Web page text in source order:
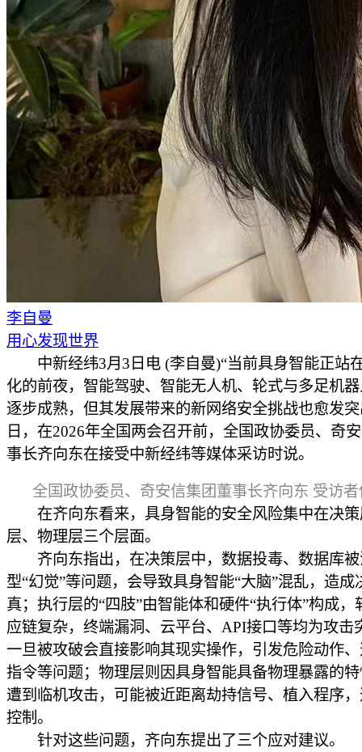
李自曼
用心发现世界
中新经纬3月3日电 (李自曼)“当前具身智能正站
化的前夜，智能驾驶、智能无人机、轮式与多足机
逐步成熟，但其发展带来的新网络安全挑战也愈发突
日，在2026年全国两会召开前，全国政协委员、奇
事长齐向东在接受中新经纬等媒体采访时说。
全国政协委员、奇安信集团董事长齐向东 受访
在齐向东看来，具身智能的安全风险集中在决策
层、物理层三个层面。
齐向东指出，在决策层中，数据投毒、数据库被
型“幻觉”等问题，会导致具身智能“大脑”混乱，造成
真；执行层的“四肢”由智能体和硬件“执行体”构成，
应链复杂，终端漏洞、云平台、API接口等均为攻击
一旦被攻破会直接影响其现实操作，引发危险动作
指令等问题；物理层则因具身智能具备物理暴露的
遭到临机攻击，可能被近距离劫持信号、植入程序
控制。
针对这些问题，齐向东提出了三个应对建议。